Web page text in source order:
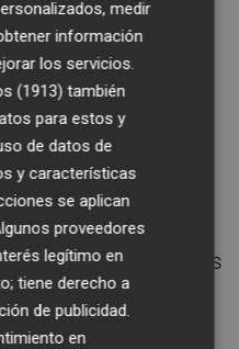
por la
académico de la
en este
vivo, el lenguaje
Por eso, además
campo en peligro
identificarán e
medir
información
los servicios.
(1913) también
para estos y
de datos de
y características
se aplican
proveedores
legítimo en
tiene derecho a
de publicidad
en